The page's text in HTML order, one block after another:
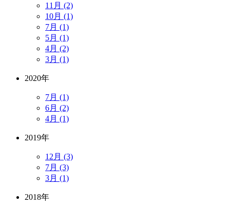
11月 (2)
10月 (1)
7月 (1)
5月 (1)
4月 (2)
3月 (1)
2020年
7月 (1)
6月 (2)
4月 (1)
2019年
12月 (3)
7月 (3)
3月 (1)
2018年